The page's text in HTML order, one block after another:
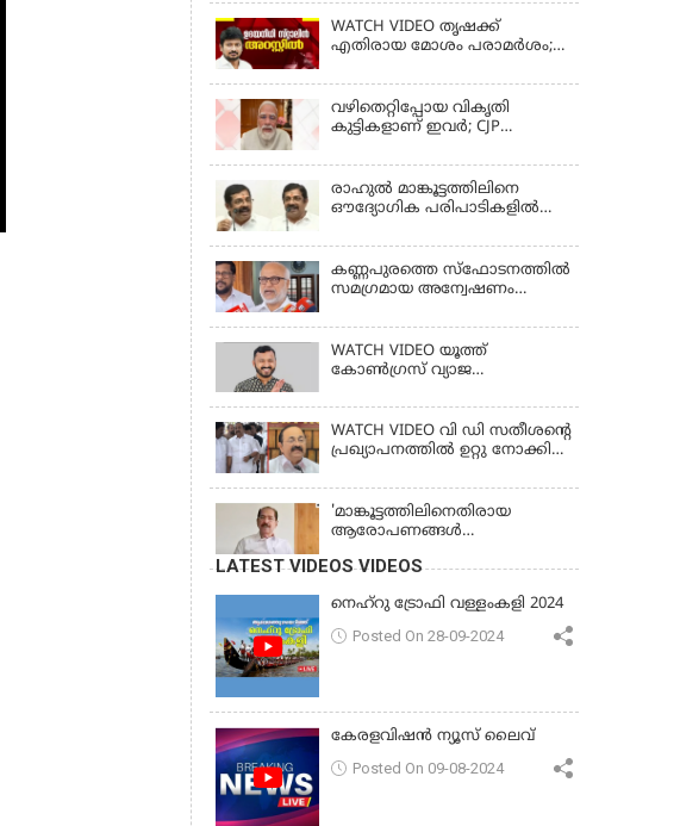
WATCH VIDEO തൃഷക്ക്
എതിരായ മോശം പരാമര്‍ശം;
വഴിതെറ്റിപ്പോയ വികൃതി
കുട്ടികളാണ് ഇവര്‍; CJP
അധിക്ഷേപ പരാമര്‍ശങ്ങളിൽ
മോദി
രാഹുല്‍ മാങ്കൂട്ടത്തിലിനെ
ഔദ്യോഗിക പരിപാടികളില്‍
കൃഷ്ണകുമാര്‍
കണ്ണപുരത്തെ സ്‌ഫോടനത്തില്‍
സമഗ്രമായ അന്വേഷണം
WATCH VIDEO യൂത്ത്
കോൺഗ്രസ് വ്യാജ
രാഹുൽ മാങ്കൂട്ടത്തിലിനെ
ചോദ്യം ചെയ്യും
WATCH VIDEO വി ഡി സതീശൻ്റെ
പ്രഖ്യാപനത്തിൽ ഉറ്റു നോക്കി
'മാങ്കൂട്ടത്തിലിനെതിരായ
ആരോപണങ്ങള്‍
ആത്മാഭിമാനവും മാന്യതയും
LATEST VIDEOS VIDEOS
നെഹ്‌റു ട്രോഫി വള്ളംകളി 2024
Posted On 28-09-2024
കേരളവിഷൻ ന്യൂസ് ലൈവ്
Posted On 09-08-2024